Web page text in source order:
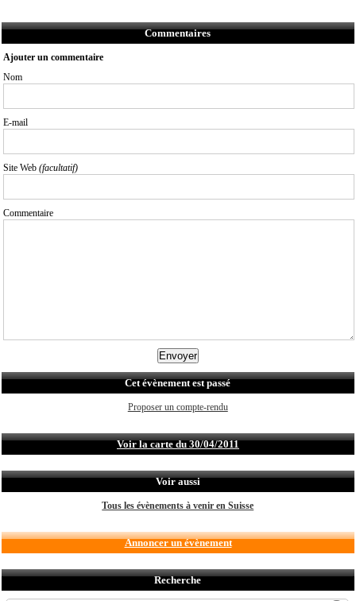
Commentaires
Ajouter un commentaire
Nom
E-mail
Site Web (facultatif)
Commentaire
Cet évènement est passé
Proposer un compte-rendu
Voir la carte du 30/04/2011
Voir aussi
Tous les évènements à venir en Suisse
Annoncer un évènement
Recherche